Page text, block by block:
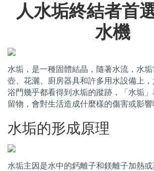
人水垢終結者首
水機
水垢，是一種固體結晶，隨著水流，水
壺、花灑、廚房器具和許多用水設備上
浴門幾乎都看得到水垢的蹤跡，「水垢
留物，會對生活造成什麼樣的傷害或影響
水垢的形成原理
水垢主因是水中的鈣離子和鎂離子加熱